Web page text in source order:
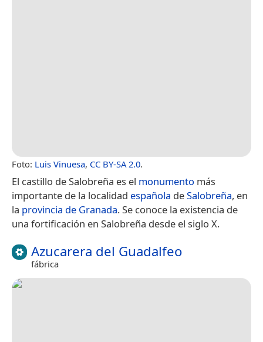
Foto: Luis Vinuesa, CC BY-SA 2.0.
El castillo de Salobreña es el monumento más
importante de la localidad española deSalobreña, en
la provincia de Granada. Se conoce la existencia de
una fortificación en Salobreña desde el siglo X.
Azucarera del Guadalfeo
fábrica